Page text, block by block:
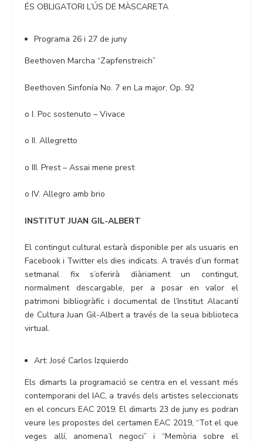
ÉS OBLIGATORI L’ÚS DE MÀSCARETA
Programa 26 i 27 de juny
Beethoven Marcha “Zapfenstreich”
Beethoven Sinfonía No. 7 en La major, Op. 92
o I. Poc sostenuto – Vivace
o II. Allegretto
o III. Prest – Assai mene prest
o IV. Allegro amb brio
INSTITUT JUAN GIL-ALBERT
El contingut cultural estarà disponible per als usuaris en
Facebook i Twitter els dies indicats. A través d’un format
setmanal fix s’oferirà diàriament un contingut,
normalment descargable, per a posar en valor el
patrimoni bibliogràfic i documental de l’Institut Alacantí
de Cultura Juan Gil-Albert a través de la seua biblioteca
virtual.
Art: José Carlos Izquierdo
Els dimarts la programació se centra en el vessant més
contemporani del IAC, a través dels artistes seleccionats
en el concurs EAC 2019. El dimarts 23 de juny es podran
veure les propostes del certamen EAC 2019, “Tot el que
veges allí, anomena’l negoci” i “Memòria sobre el